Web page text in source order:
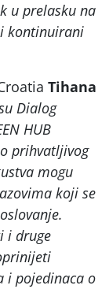
u prelasku na
kontinuirani
Tihana
Dialog
HUB
prihvatljivog
mogu
koji se
i druge
i pojedinaca o